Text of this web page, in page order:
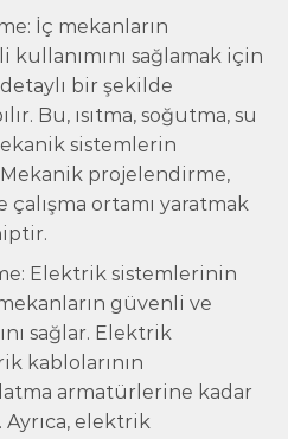
İç mekanların
sağlamak için
bir şekilde
Bu, ısıtma, soğutma, su
sistemlerin
Mekanik projelendirme,
ortamı yaratmak
Elektrik sistemlerinin
güvenli ve
sağlar. Elektrik
kablolarının
armatürlerine kadar
Ayrıca, elektrik